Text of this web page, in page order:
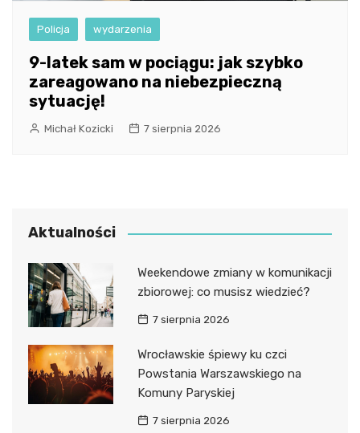
Policja wydarzenia
9-latek sam w pociągu: jak szybko
zareagowano na niebezpieczną
sytuację!
Michał Kozicki 7 sierpnia 2026
Aktualności
Weekendowe zmiany w komunikacji
zbiorowej: co musisz wiedzieć?
7 sierpnia 2026
Wrocławskie śpiewy ku czci
Powstania Warszawskiego na
Komuny Paryskiej
7 sierpnia 2026